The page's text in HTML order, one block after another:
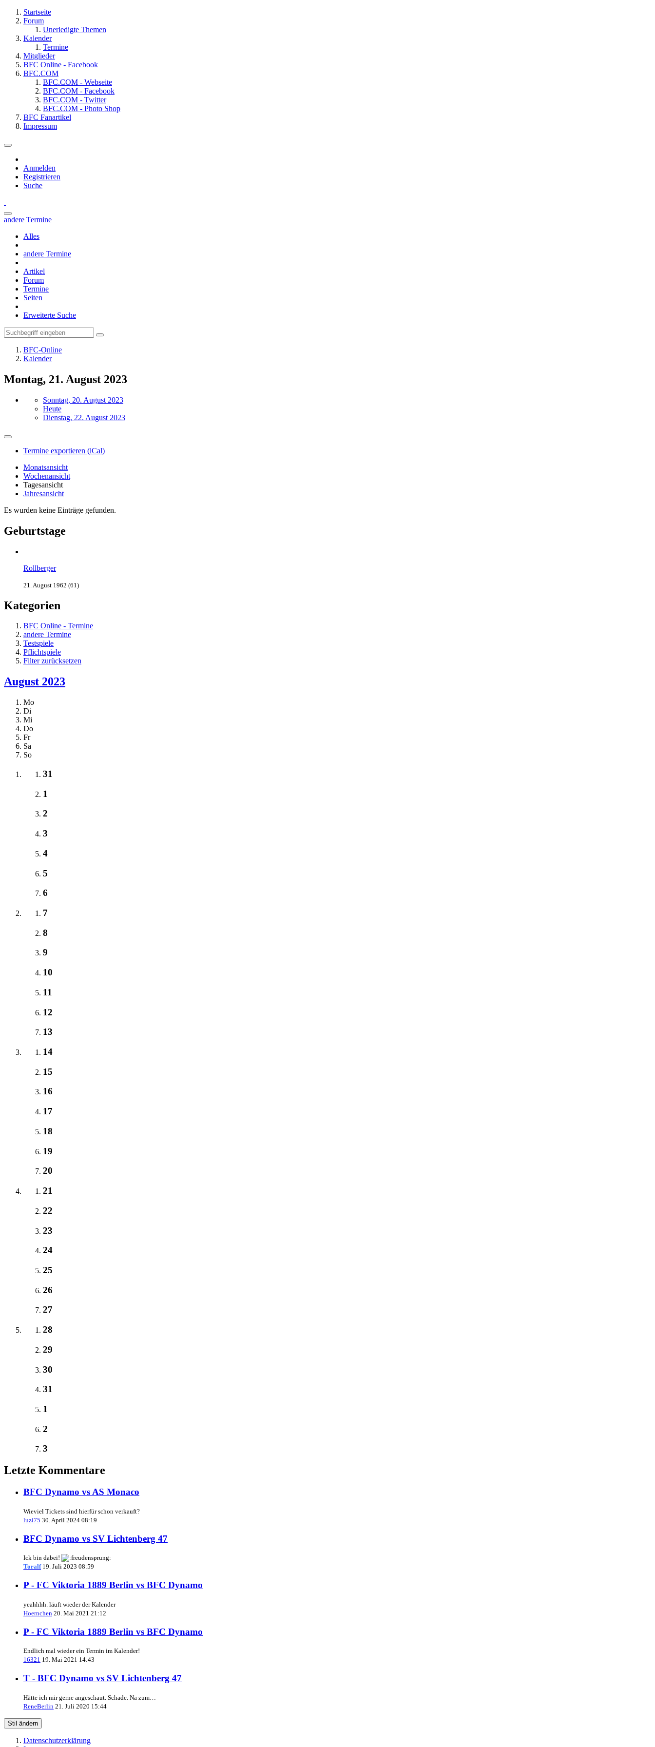
Startseite
Forum
Unerledigte Themen
Kalender
Termine
Mitglieder
BFC Online - Facebook
BFC.COM
BFC.COM - Webseite
BFC.COM - Facebook
BFC.COM - Twitter
BFC.COM - Photo Shop
BFC Fanartikel
Impressum
Anmelden
Registrieren
Suche
andere Termine
Alles
andere Termine
Artikel
Forum
Termine
Seiten
Erweiterte Suche
BFC-Online
Kalender
Montag, 21. August 2023
Sonntag, 20. August 2023
Heute
Dienstag, 22. August 2023
Termine exportieren (iCal)
Monatsansicht
Wochenansicht
Tagesansicht
Jahresansicht
Es wurden keine Einträge gefunden.
Geburtstage
Rollberger
21. August 1962 (61)
Kategorien
BFC Online - Termine
andere Termine
Testspiele
Pflichtspiele
Filter zurücksetzen
August 2023
Mo
Di
Mi
Do
Fr
Sa
So
31
1
2
3
4
5
6
7
8
9
10
11
12
13
14
15
16
17
18
19
20
21
22
23
24
25
26
27
28
29
30
31
1
2
3
Letzte Kommentare
BFC Dynamo vs AS Monaco
Wieviel Tickets sind hierfür schon verkauft?
luzi75 30. April 2024 08:19
BFC Dynamo vs SV Lichtenberg 47
Ick bin dabei!
Toralf 19. Juli 2023 08:59
P - FC Viktoria 1889 Berlin vs BFC Dynamo
yeahhhh. läuft wieder der Kalender
Hoernchen 20. Mai 2021 21:12
P - FC Viktoria 1889 Berlin vs BFC Dynamo
Endlich mal wieder ein Termin im Kalender!
16321 19. Mai 2021 14:43
T - BFC Dynamo vs SV Lichtenberg 47
Hätte ich mir gerne angeschaut. Schade. Na zum…
ReneBerlin 21. Juli 2020 15:44
Stil ändern
Datenschutzerklärung